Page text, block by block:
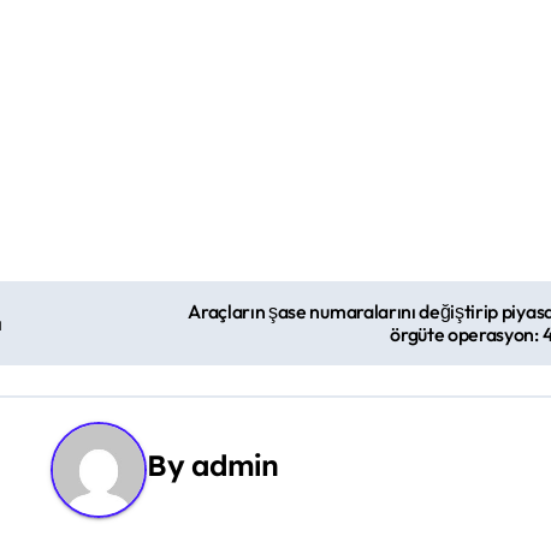
Araçların şase numaralarını değiştirip
örgüte operasyon:
Byadmin